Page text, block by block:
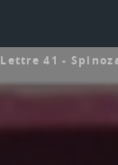
Lettre 41 -